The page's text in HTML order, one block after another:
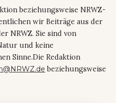
beziehungsweise NRWZ-
wir Beiträge aus der
NRWZ. Sie sind von
und keine
Sinne.Die Redaktion
beziehungsweise